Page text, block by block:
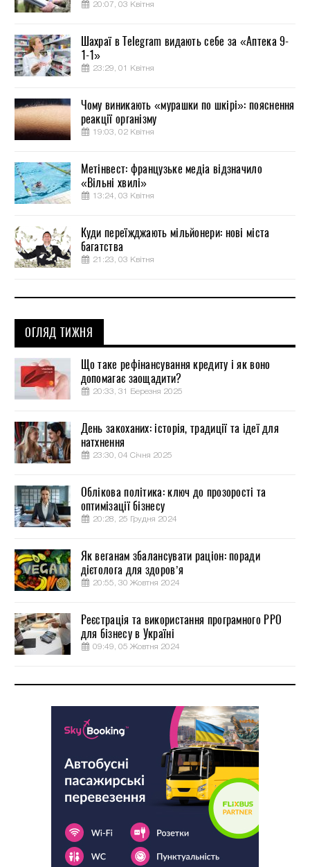
20:07, 03 Квітня
Шахраї в Telegram видають себе за «Аптека 9-
1-1»
23:29, 01 Квітня
Чому виникають «мурашки по шкірі»: пояснення
реакції організму
19:03, 02 Квітня
Метінвест: французьке медіа відзначило
«Вільні хвилі»
13:24, 03 Квітня
Куди переїжджають мільйонери: нові міста
багатства
21:23, 03 Квітня
ОГЛЯД ТИЖНЯ
Що таке рефінансування кредиту і як воно
допомагає заощадити?
20:33, 31 Березня 2025
День закоханих: історія, традиції та ідеї для
натхнення
23:30, 04 Січня 2025
Облікова політика: ключ до прозорості та
оптимізації бізнесу
20:28, 25 Грудня 2024
Як веганам збалансувати раціон: поради
дієтолога для здоров’я
20:55, 30 Жовтня 2024
Реєстрація та використання програмного РРО
для бізнесу в Україні
09:49, 05 Жовтня 2024